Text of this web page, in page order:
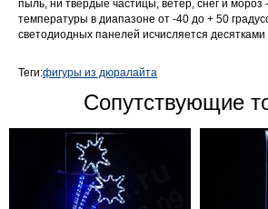
пыль, ни твёрдые частицы, ветер, снег и мороз
температуры в диапазоне от -40 до + 50
светодиодных панелей исчисляется десятками
Теги:фигуры из дюралайта
Сопутствующие